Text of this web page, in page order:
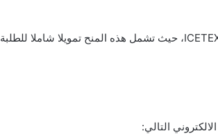
أطلقت حكومة جمهورية كولومبيا برنامجا للمنح والتي يديرها المعهد الكولومبي للائتمان التعليمي والدراسات التقنية في الخارج ICETEX، حيث تشمل هذه المنح تمويلا شاملا للطلبة
التالي: